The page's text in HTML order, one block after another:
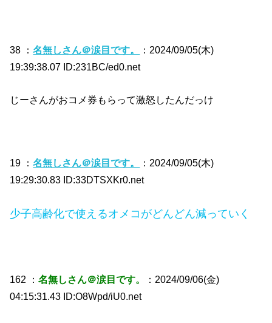
38 ：名無しさん＠涙目です。
：2024/09/05(木)
19:39:38.07 ID:231BC/ed0.net
じーさんがおコメ券もらって激怒したんだっけ
19 ：名無しさん＠涙目です。
：2024/09/05(木)
19:29:30.83 ID:33DTSXKr0.net
少子高齢化で使えるオメコがどんどん減っていく
162 ：名無しさん＠涙目です。
：2024/09/06(金)
04:15:31.43 ID:O8Wpd/iU0.net